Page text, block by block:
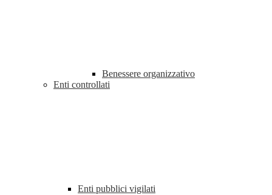
Benessere organizzativo
Enti controllati
Enti pubblici vigilati